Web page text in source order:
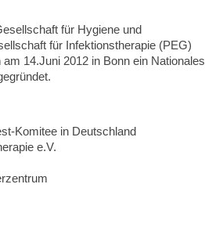
für Hygiene und
für Infektionstherapie (PEG)
am 14.Juni 2012 in Bonn ein Nationales
Komitee in Deutschland
e.V.